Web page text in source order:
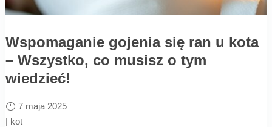
Wspomaganie gojenia się ran u kota
– Wszystko, co musisz o tym
wiedzieć!
7 maja 2025
| kot